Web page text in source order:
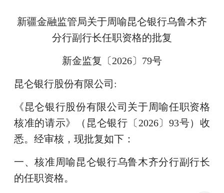
新疆金融监管局关于周喻昆仑银行乌鲁木齐
分行副行长任职资格的批复
新金监复〔2026〕79号
昆仑银行股份有限公司:
《昆仑银行股份有限公司关于周喻任职资格
核准的请示》（昆仑银行〔2026〕93号）收
悉。经审核，现批复如下：
一、核准周喻昆仑银行乌鲁木齐分行副行长
的任职资格。